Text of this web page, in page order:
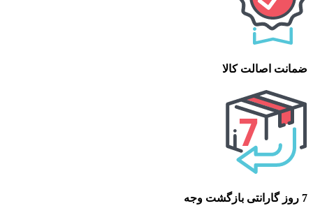
ضمانت اصالت کالا
7 روز گارانتی بازگشت وجه